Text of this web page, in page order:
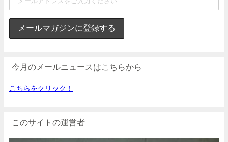
今月のメールニュースはこちらから
こちらをクリック！
このサイトの運営者